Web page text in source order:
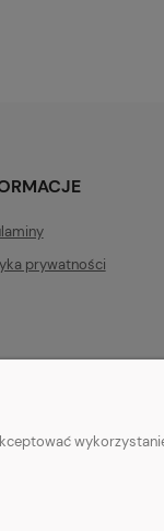
prywatności